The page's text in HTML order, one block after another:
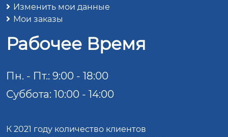
Изменить мои данные
Мои заказы
Рабочее Время
Пн. - Пт.: 9:00 - 18:00
Суббота: 10:00 - 14:00
К 2021 году количество клиентов